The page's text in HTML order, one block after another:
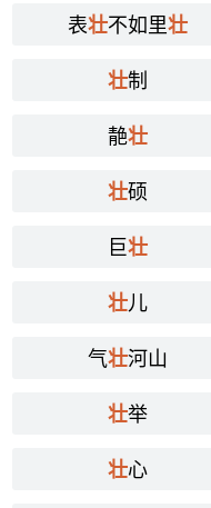
表壮不如里壮
壮制
靘壮
壮硕
巨壮
壮儿
气壮河山
壮举
壮心